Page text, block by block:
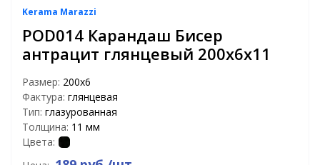
Kerama Marazzi
POD014 Карандаш Бисер
антрацит глянцевый 200х6х11
Размер: 200х6
Фактура: глянцевая
Тип: глазурованная
Толщина: 11 мм
Цвета: